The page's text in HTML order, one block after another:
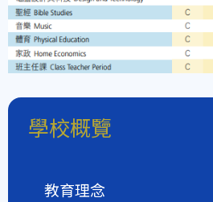
學校概覽
教育理念